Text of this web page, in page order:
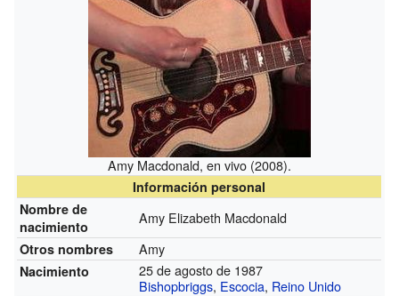
Amy Macdonald, en vivo (2008).
Información personal
Nombre de
nacimiento
Amy Elizabeth Macdonald
Otros nombres Amy
Nacimiento
25 de agosto de 1987
Bishopbriggs, Escocia, Reino Unido